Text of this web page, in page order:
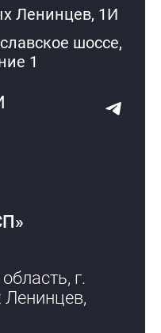
Ленинцев, 1И
шоссе,
1
г.